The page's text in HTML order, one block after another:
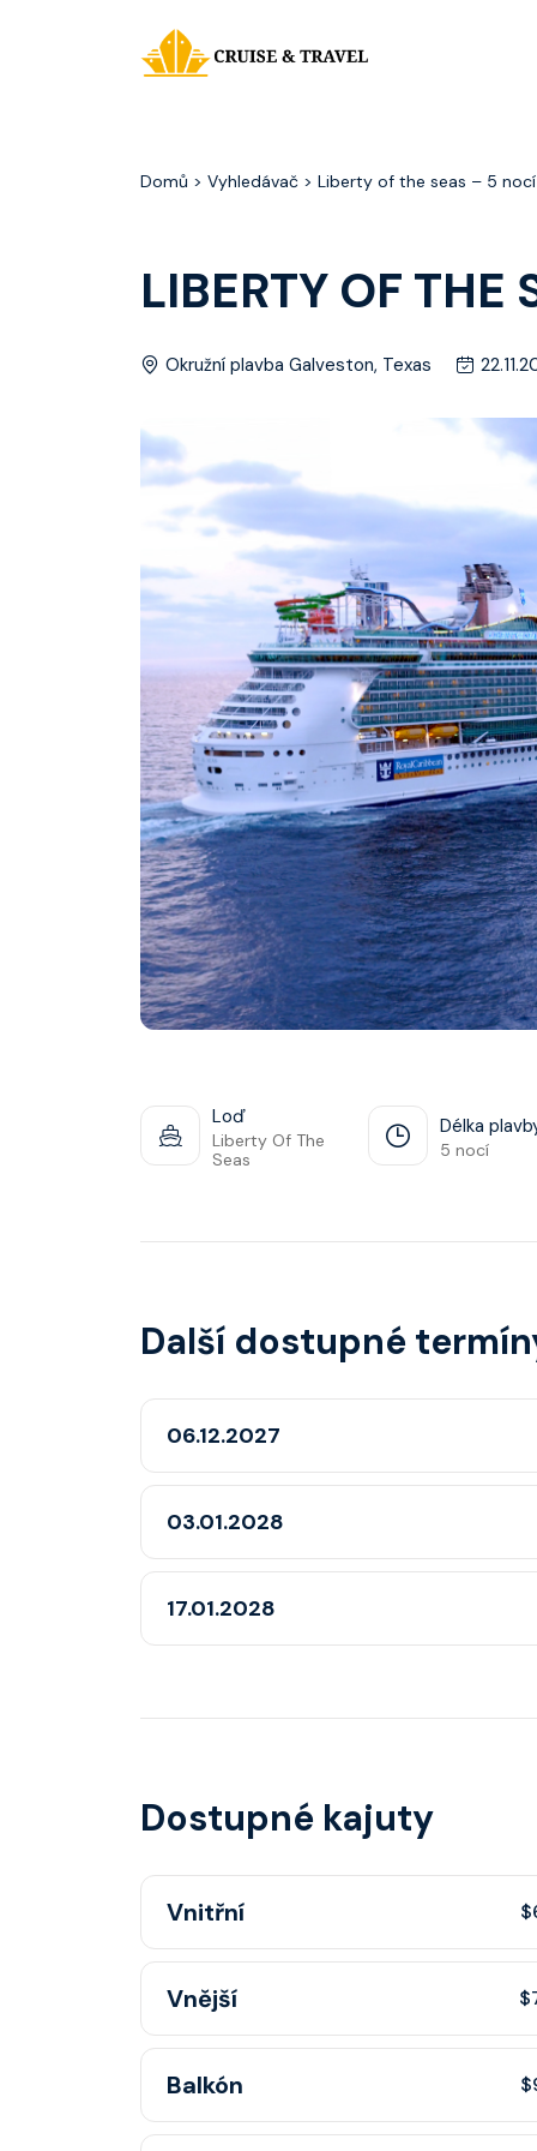
Domů > Vyhledávač > Liberty of the seas – 5
LIBERTY OF THE
Okružní plavba Galveston, Texas
Loď
Liberty Of The
Seas
Délka
5 nocí
Další dostupné
06.12.2027
03.01.2028
17.01.2028
Dostupné kajuty
Vnitřní
Vnitřní kajuta poskytuje pohovku, fén,
sprchou, šatnu, nastavitelnou klimatizaci,
telefon, noční stolky, trezor.
Vnější
Vnější kajuta s oknem poskytuje pohovku,
TV, rádio, telefon, noční stolky, trezor a
Balkón